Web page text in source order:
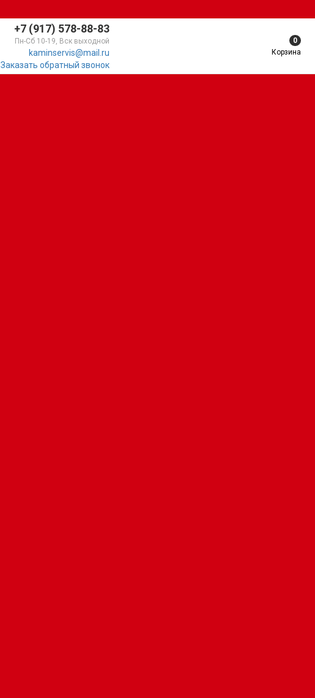
+7 (917) 578-88-83
Пн-Сб 10-19, Вск выходной
kaminservis@mail.ru
Заказать обратный звонок
0
Корзина